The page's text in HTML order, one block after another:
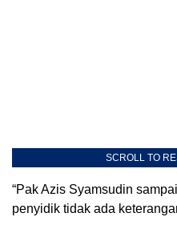
SCROLL TO
“Pak Azis Syamsudin
penyidik tidak ada